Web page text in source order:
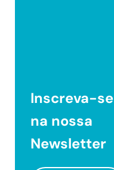
Inscreva-se
na nossa
Newsletter